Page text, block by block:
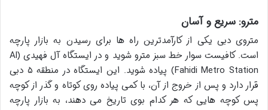
مترو: سریع و آسان
متروی دبی یکی از کارآمدترین راه ها برای رسیدن به بازار پارچه
است. کافیست سوار خط سبز مترو شوید و در
ایستگاه آل فهیدی (Al
Fahidi Metro Station)
پیاده شوید. این ایستگاه در منطقه ۵ دبی
قرار دارد و پس از خروج از آن، با کمی پیاده روی کوتاه و گذر از کوچه
پس کوچه هایی که هر کدام بوی تاریخ می دهند، به بازار پارچه